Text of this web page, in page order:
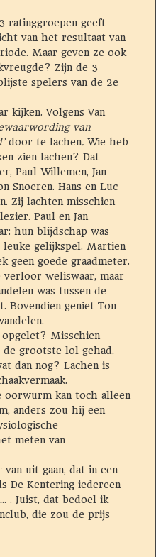
ratinggroepen geeft
van het resultaat van
Maar geven ze ook
Zijn de 3
spelers van de 2e
kijken. Volgens Van
van
door te lachen.Wie heb
zien lachen? Dat
Paul Willemen, Jan
Snoeren. Hans en Luc
Zij lachten misschien
Paul en Jan
hun blijdschap was
gelijkspel. Martien
geen goede graadmeter.
verloor weliswaar, maar
was tussen de
Bovendien geniet Ton
Misschien
de grootste lol gehad,
dan nog? Lachen is
oorwurm kan toch alleen
anders zou hij een
meten van
uit gaan, dat in een
De Kentering iedereen
. Juist, dat bedoel ik
die zou de prijs